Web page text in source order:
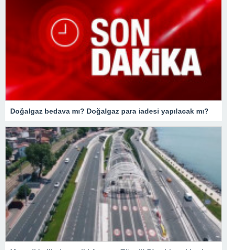
Doğalgaz bedava mı? Doğalgaz para iadesi yapılacak mı?